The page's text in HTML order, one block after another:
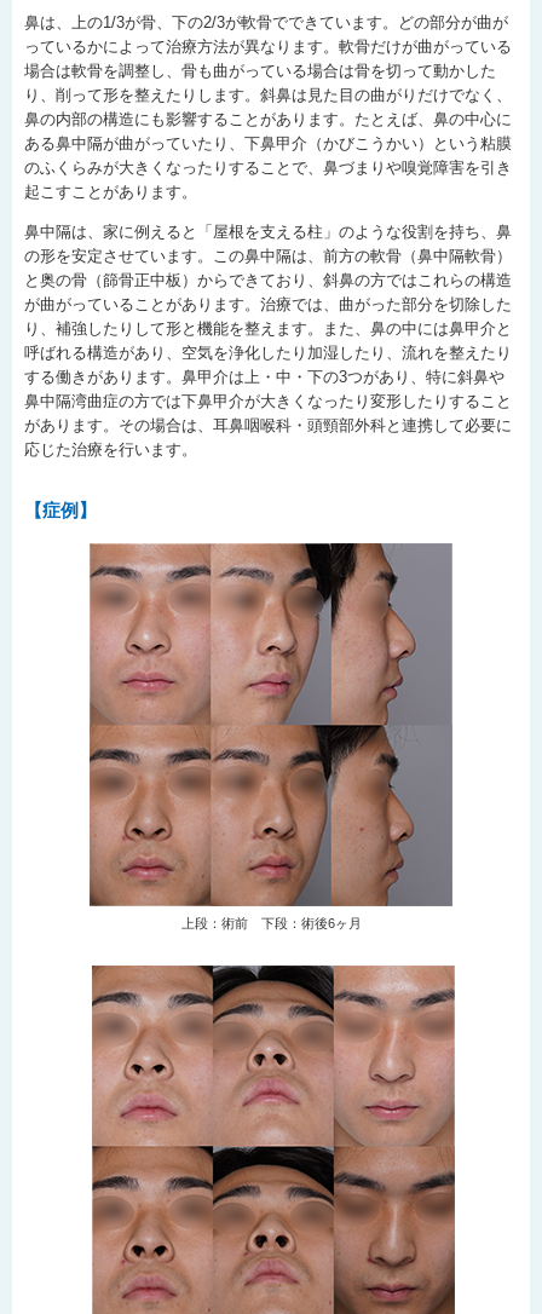
鼻は、上の1/3が骨、下の2/3が軟骨でできています。どの部分が曲が
っているかによって治療方法が異なります。軟骨だけが曲がっている
場合は軟骨を調整し、骨も曲がっている場合は骨を切って動かした
り、削って形を整えたりします。斜鼻は見た目の曲がりだけでなく、
鼻の内部の構造にも影響することがあります。たとえば、鼻の中心に
ある鼻中隔が曲がっていたり、下鼻甲介（かびこうかい）という粘膜
のふくらみが大きくなったりすることで、鼻づまりや嗅覚障害を引き
起こすことがあります。
鼻中隔は、家に例えると「屋根を支える柱」のような役割を持ち、鼻
の形を安定させています。この鼻中隔は、前方の軟骨（鼻中隔軟骨）
と奥の骨（篩骨正中板）からできており、斜鼻の方ではこれらの構造
が曲がっていることがあります。治療では、曲がった部分を切除した
り、補強したりして形と機能を整えます。また、鼻の中には鼻甲介と
呼ばれる構造があり、空気を浄化したり加湿したり、流れを整えたり
する働きがあります。鼻甲介は上・中・下の3つがあり、特に斜鼻や
鼻中隔湾曲症の方では下鼻甲介が大きくなったり変形したりすること
があります。その場合は、耳鼻咽喉科・頭頸部外科と連携して必要に
応じた治療を行います。
【症例】
上段：術前 下段：術後6ヶ月